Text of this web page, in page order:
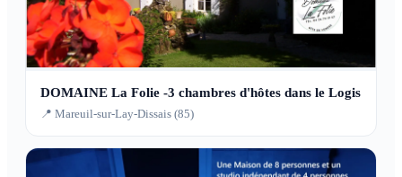
DOMAINE La Folie -3 chambres d'hôtes dans le Logis
📍 Mareuil-sur-Lay-Dissais (85)